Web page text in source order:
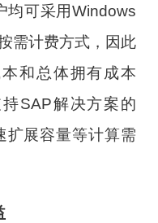
均可采用Windows
需计费方式，因此
和总体拥有成本
SAP解决方案的
扩展容量等计算需